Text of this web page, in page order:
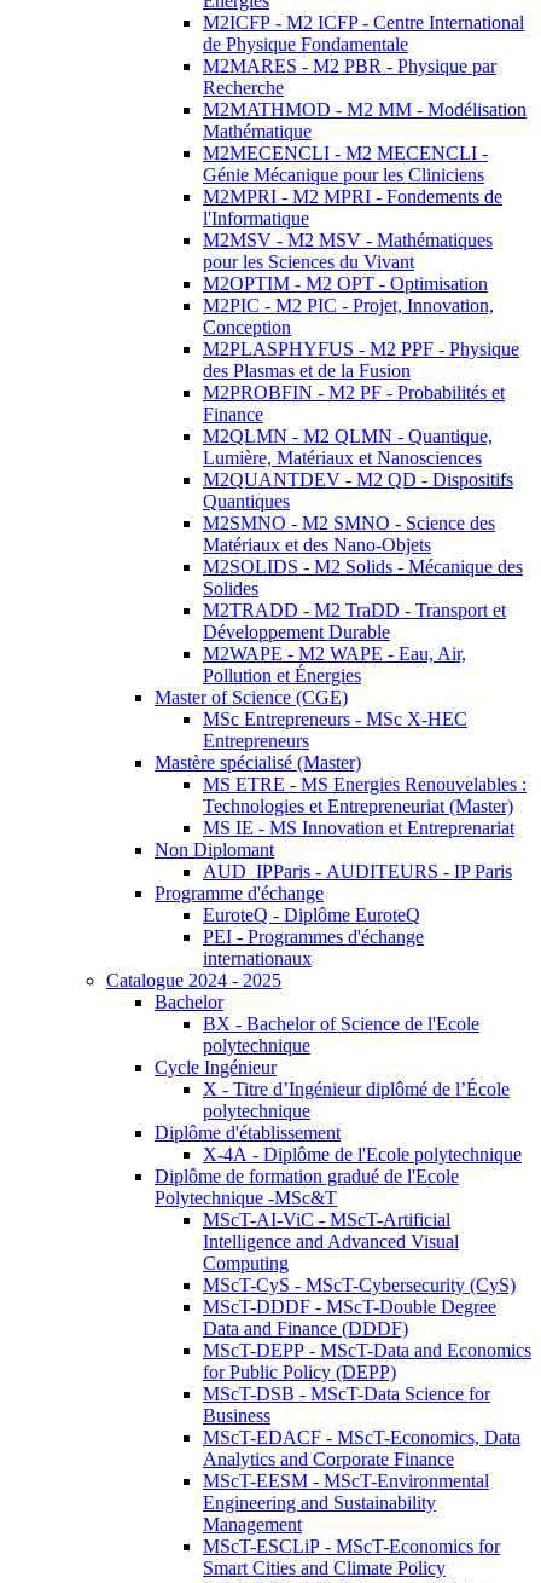
M2ICFP - M2 ICFP - Centre International
de Physique Fondamentale
M2MARES - M2 PBR - Physique par
Recherche
M2MATHMOD - M2 MM - Modélisation
Mathématique
M2MECENCLI - M2 MECENCLI -
Génie Mécanique pour les Cliniciens
M2MPRI - M2 MPRI - Fondements de
l'Informatique
M2MSV - M2 MSV - Mathématiques
pour les Sciences du Vivant
M2OPTIM - M2 OPT - Optimisation
M2PIC - M2 PIC - Projet, Innovation,
Conception
M2PLASPHYFUS - M2 PPF - Physique
des Plasmas et de la Fusion
M2PROBFIN - M2 PF - Probabilités et
Finance
M2QLMN - M2 QLMN - Quantique,
Lumière, Matériaux et Nanosciences
M2QUANTDEV - M2 QD - Dispositifs
Quantiques
M2SMNO - M2 SMNO - Science des
Matériaux et des Nano-Objets
M2SOLIDS - M2 Solids - Mécanique des
Solides
M2TRADD - M2 TraDD - Transport et
Développement Durable
M2WAPE - M2 WAPE - Eau, Air,
Pollution et Énergies
Master of Science (CGE)
MSc Entrepreneurs - MSc X-HEC
Entrepreneurs
Mastère spécialisé (Master)
MS ETRE - MS Energies Renouvelables :
Technologies et Entrepreneuriat (Master)
MS IE - MS Innovation et Entreprenariat
Non Diplomant
AUD_IPParis - AUDITEURS - IP Paris
Programme d'échange
EuroteQ - Diplôme EuroteQ
PEI - Programmes d'échange
internationaux
Catalogue 2024 - 2025
Bachelor
BX - Bachelor of Science de l'Ecole
polytechnique
Cycle Ingénieur
X - Titre d’Ingénieur diplômé de l’École
polytechnique
Diplôme d'établissement
X-4A - Diplôme de l'Ecole polytechnique
Diplôme de formation gradué de l'Ecole
Polytechnique -MSc&T
MScT-AI-ViC - MScT-Artificial
Intelligence and Advanced Visual
Computing
MScT-CyS - MScT-Cybersecurity (CyS)
MScT-DDDF - MScT-Double Degree
Data and Finance (DDDF)
MScT-DEPP - MScT-Data and Economics
for Public Policy (DEPP)
MScT-DSB - MScT-Data Science for
Business
MScT-EDACF - MScT-Economics, Data
Analytics and Corporate Finance
MScT-EESM - MScT-Environmental
Engineering and Sustainability
Management
MScT-ESCLiP - MScT-Economics for
Smart Cities and Climate Policy